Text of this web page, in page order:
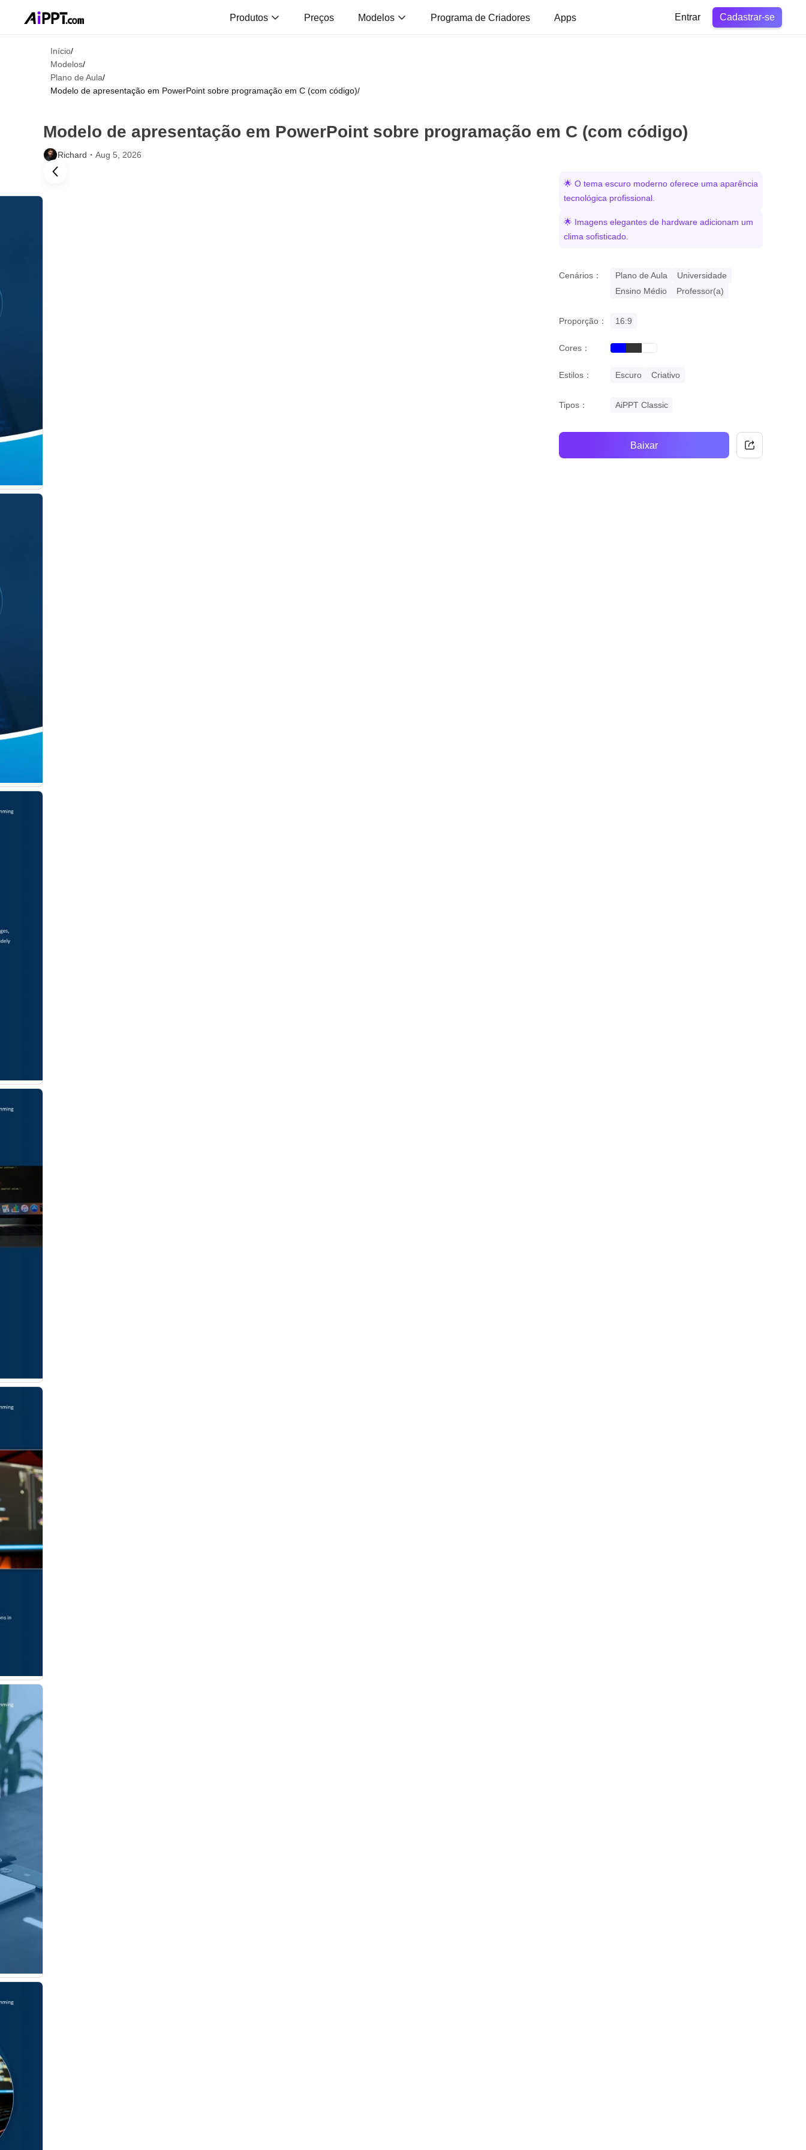
Produtos Preços Modelos Programa de Criadores Apps Entrar Cadastrar-se
Início/
Modelos/
Plano de Aula/
Modelo de apresentação em PowerPoint sobre programação em C (com código)/
Modelo de apresentação em PowerPoint sobre programação em C (com código)
Richard・ Aug 5, 2026
🌟 O tema escuro moderno oferece uma aparência
tecnológica profissional.
🌟 Imagens elegantes de hardware adicionam um
clima sofisticado.
Cenários： Plano de Aula
Universidade
Ensino Médio
Professor(a)
Proporção： 16:9
Cores： blueblackwhite
Estilos： Escuro Criativo
Tipos： AiPPT Classic
Baixar